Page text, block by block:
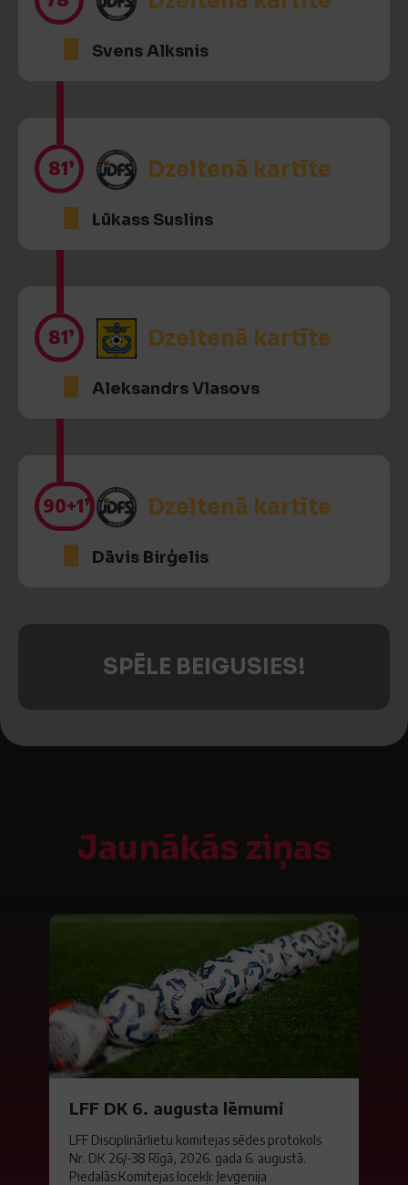
Svens Alksnis
81’ Dzeltenā kartīte
Lūkass Suslins
81’ Dzeltenā kartīte
Aleksandrs Vlasovs
90+1’ Dzeltenā kartīte
Dāvis Birģelis
SPĒLE BEIGUSIES!
Jaunākās ziņas
LFF DK 6. augusta lēmumi
LFF Disciplinārlietu komitejas sēdes protokols
Nr. DK 26/-38 Rīgā, 2026. gada 6. augustā.
Piedalās:Komitejas locekļi: Jevgenija